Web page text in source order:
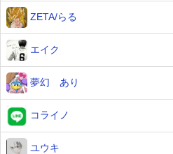
ZETA/らる
エイク
夢幻 あり
コライノ
ユウキ